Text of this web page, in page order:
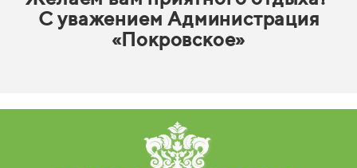
С уважением Администрация
«Покровское»